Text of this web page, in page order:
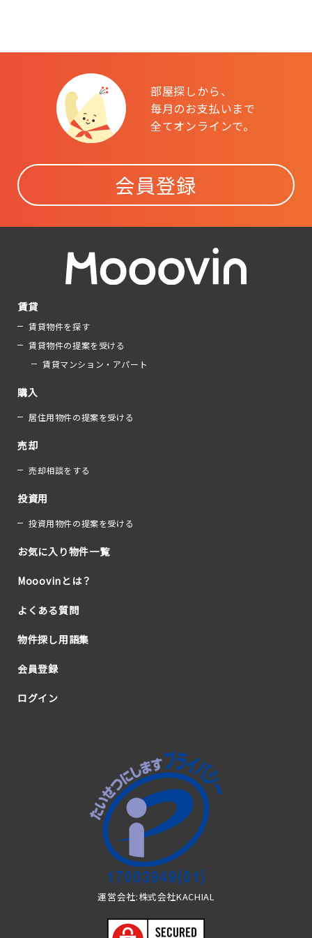
部屋探しから、
毎月のお支払いまで
全てオンラインで。
会員登録
賃貸
賃貸物件を探す
賃貸物件の提案を受ける
賃貸マンション・アパート
購入
居住用物件の提案を受ける
売却
売却相談をする
投資用
投資用物件の提案を受ける
お気に入り物件一覧
Mooovinとは？
よくある質問
物件探し用語集
会員登録
ログイン
運営会社:株式会社KACHIAL